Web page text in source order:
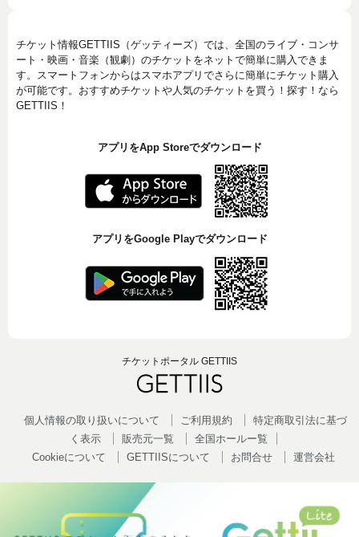
チケット情報GETTIIS（ゲッティーズ）では、全国のライブ・コンサ
ート・映画・音楽（観劇）のチケットをネットで簡単に購入できま
す。スマートフォンからはスマホアプリでさらに簡単にチケット購入
が可能です。おすすめチケットや人気のチケットを買う！探す！なら
GETTIIS！
アプリをApp Storeでダウンロード
アプリをGoogle Playでダウンロード
チケットポータル GETTIIS
個人情報の取り扱いについて ご利用規約
特定商取引法に基づ
く表示
販売元一覧
全国ホールー覧
Cookieについて
GETTIISについて お問合せ 運営会社